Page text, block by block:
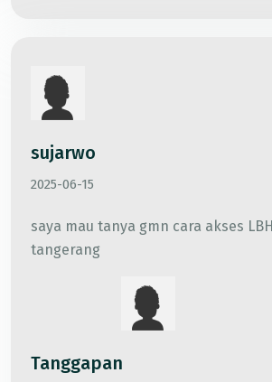
sujarwo
2025-06-15
saya mau tanya gmn cara akses
tangerang
Tanggapan